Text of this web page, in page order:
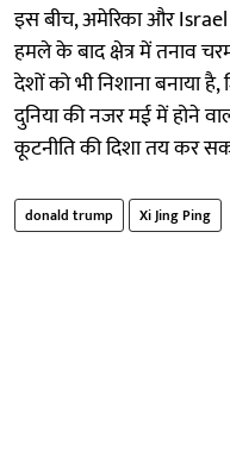
इस बीच, अमेरिका और Israel
हमले के बाद क्षेत्र में तनाव
देशों को भी निशाना बनाया
दुनिया की नजर मई में होने
कूटनीति की दिशा तय कर
donald trump Xi Jing Ping